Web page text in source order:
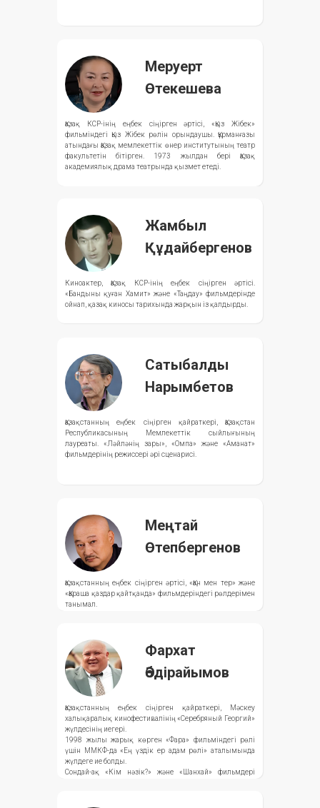
Меруерт
Өтекешева
Қазақ КСР-інің еңбек сіңірген әртісі, «Қыз Жібек»
фильміндегі Қыз Жібек рөлін орындаушы. Құрманғазы
атындағы Қазақ мемлекеттік өнер институтының театр
факультетін бітірген. 1973 жылдан бері Қазақ
академиялық драма театрында қызмет етеді.
Жамбыл
Құдайбергенов
Киноактер, Қазақ КСР-інің еңбек сіңірген әртісі.
«Бандыны қуған Хамит» және «Таңдау» фильмдерінде
ойнап, қазақ киносы тарихында жарқын із қалдырды.
Сатыбалды
Нарымбетов
Қазақстанның еңбек сіңірген қайраткері, Қазақстан
Республикасының Мемлекеттік сыйлығының
лауреаты. «Ләйләнің зары», «Омпа» және «Аманат»
фильмдерінің режиссері әрі сценарисі.
Меңтай
Өтепбергенов
Қазақстанның еңбек сіңірген әртісі, «Қан мен тер» және
«Қараша қаздар қайтқанда» фильмдеріндегі рөлдерімен
танымал.
Фархат
Әбдірайымов
Қазақстанның еңбек сіңірген қайраткері, Мәскеу
халықаралық кинофестивалінің «Серебряный Георгий»
жүлдесінің иегері.
1998 жылы жарық көрген «Фара» фильміндегі рөлі
үшін ММКФ-да «Ең үздік ер адам рөлі» аталымында
жүлдеге ие болды.
Сондай-ақ «Кім нәзік?» және «Шанхай» фильмдері